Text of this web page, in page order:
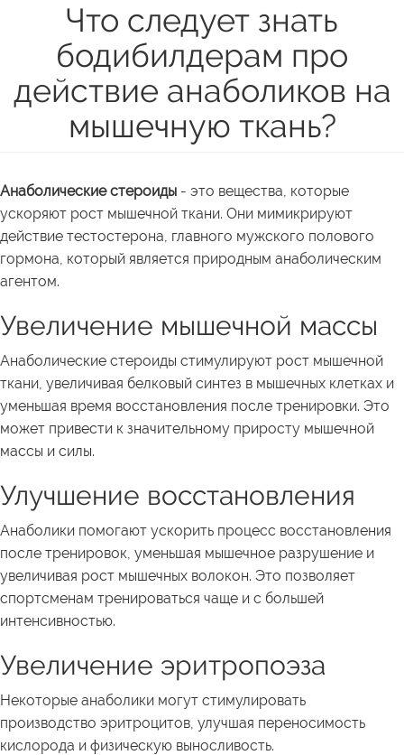
Что следует знать
бодибилдерам про
действие анаболиков на
мышечную ткань?
Анаболические стероиды - это вещества, которые
ускоряют рост мышечной ткани. Они мимикрируют
действие тестостерона, главного мужского полового
гормона, который является природным анаболическим
агентом.
Увеличение мышечной массы
Анаболические стероиды стимулируют рост мышечной
ткани, увеличивая белковый синтез в мышечных клетках и
уменьшая время восстановления после тренировки. Это
может привести к значительному приросту мышечной
массы и силы.
Улучшение восстановления
Анаболики помогают ускорить процесс восстановления
после тренировок, уменьшая мышечное разрушение и
увеличивая рост мышечных волокон. Это позволяет
спортсменам тренироваться чаще и с большей
интенсивностью.
Увеличение эритропоэза
Некоторые анаболики могут стимулировать
производство эритроцитов, улучшая переносимость
кислорода и физическую выносливость.